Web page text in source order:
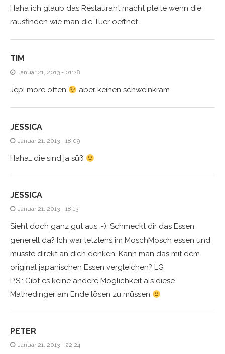
Haha ich glaub das Restaurant macht pleite wenn die
rausfinden wie man die Tuer oeffnet…
TIM
Januar 21, 2013 - 01:28
Jep! more often aber keinen schweinkram
JESSICA
Januar 21, 2013 - 18:09
Haha….die sind ja süß
JESSICA
Januar 21, 2013 - 18:13
Sieht doch ganz gut aus ;-). Schmeckt dir das Essen
generell da? Ich war letztens im MoschMosch essen und
musste direkt an dich denken. Kann man das mit dem
original japanischen Essen vergleichen? LG
P.S.: Gibt es keine andere Möglichkeit als diese
Mathedinger am Ende lösen zu müssen
PETER
Januar 21, 2013 - 22:24